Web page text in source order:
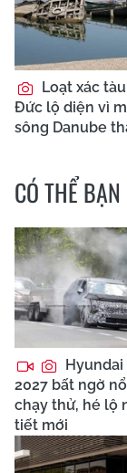
Loạt xác
Đức lộ diện vì
sông Danube
CÓ THỂ
Hyundai
2027 bất ngờ
chạy thử, hé lộ
tiết mới